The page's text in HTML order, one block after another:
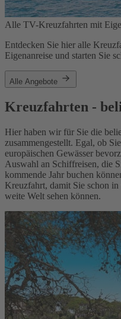
Alle TV-Kreuzfahrten mit
Entdecken Sie hier alle
Eigenanreise und starten Sie
Alle Angebote
Kreuzfahrten -
Hier haben wir für Sie die
zusammengestellt. Egal, ob
europäischen Gewässer
Auswahl an Schiffreisen, die
kommende Jahr buchen
Kreuzfahrt, damit Sie schon
weite Welt sehen können.